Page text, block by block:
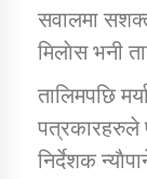
सवालमा
मिलाेस भनी
तालिमपछि
पत्रकारहरुले
निर्देशक